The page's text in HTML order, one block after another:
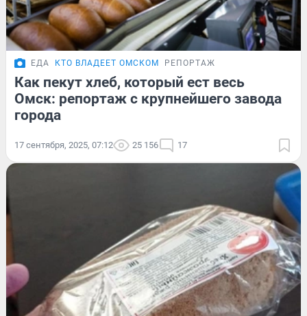
ЕДА КТО ВЛАДЕЕТ ОМСКОМ РЕПОРТАЖ
Как пекут хлеб, который ест весь
Омск: репортаж с крупнейшего завода
города
17 сентября, 2025, 07:12 25 156 17